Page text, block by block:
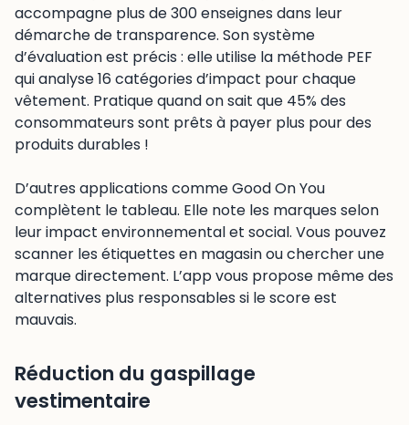
accompagne plus de 300 enseignes dans leur
démarche de transparence. Son système
d’évaluation est précis : elle utilise la méthode PEF
qui analyse 16 catégories d’impact pour chaque
vêtement. Pratique quand on sait que 45% des
consommateurs sont prêts à payer plus pour des
produits durables !
D’autres applications comme Good On You
complètent le tableau. Elle note les marques selon
leur impact environnemental et social. Vous pouvez
scanner les étiquettes en magasin ou chercher une
marque directement. L’app vous propose même des
alternatives plus responsables si le score est
mauvais.
Réduction du gaspillage
vestimentaire